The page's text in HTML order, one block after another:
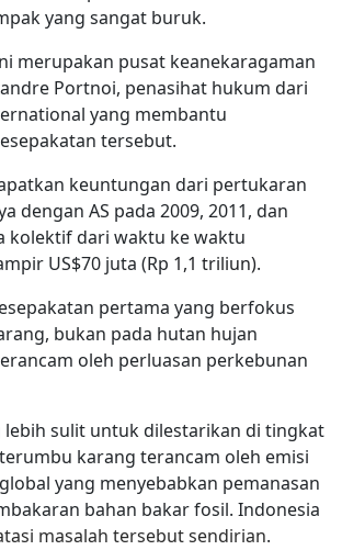
yang sangat buruk.
merupakan pusat keanekaragaman
Portnoi, penasihat hukum dari
yang membantu
tersebut.
keuntungan dari pertukaran
dengan AS pada 2009, 2011, dan
kolektif dari waktu ke waktu
US$70 juta (Rp 1,1 triliun).
pertama yang berfokus
bukan pada hutan hujan
oleh perluasan perkebunan
lebih sulit untuk dilestarikan di tingkat
karang terancam oleh emisi
yang menyebabkan pemanasan
bahan bakar fosil. Indonesia
masalah tersebut sendirian.